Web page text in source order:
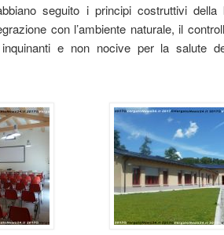
seguito i principi costruttivi della
con l’ambiente naturale, il
e non nocive per la salute